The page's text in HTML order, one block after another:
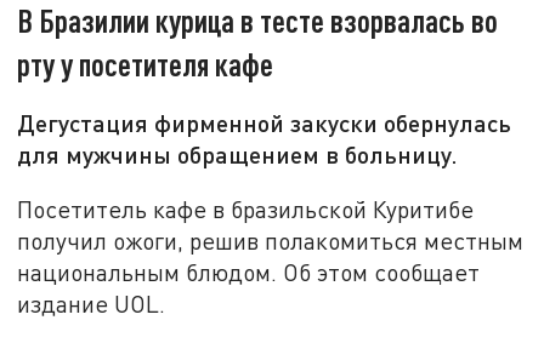
В Бразилии курица в тесте взорвалась во
рту у посетителя кафе
Дегустация фирменной закуски обернулась
для мужчины обращением в больницу.
Посетитель кафе в бразильской Куритибе
получил ожоги, решив полакомиться местным
национальным блюдом. Об этом сообщает
издание UOL.